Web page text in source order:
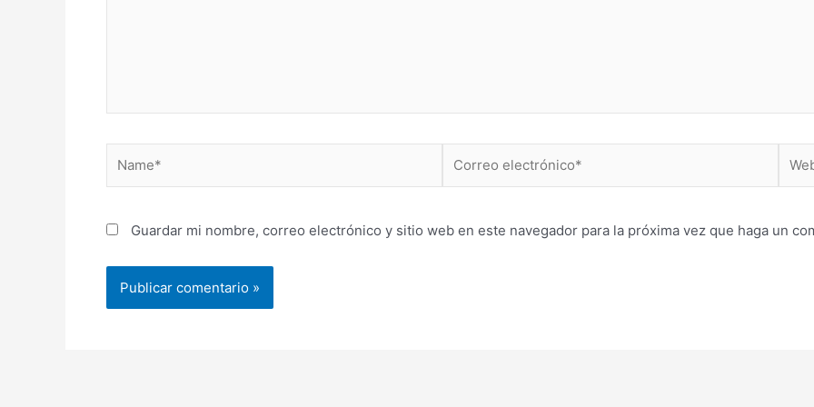
electrónico*
Guardar mi nombre, correo electrónico y sitio web en este navegador para la próxima vez que haga un